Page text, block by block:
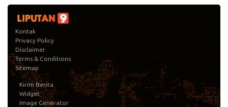
Kontak
Privacy Policy
Disclaimer
Terms & Conditions
Sitemap
Kirim Berita
Widget
Image Generator